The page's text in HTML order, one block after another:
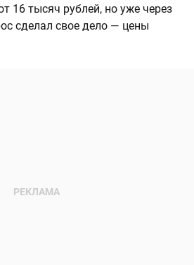
16 тысяч рублей, но уже через
сделал свое дело — цены